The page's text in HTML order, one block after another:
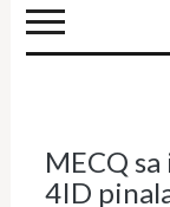
MECQ
4ID